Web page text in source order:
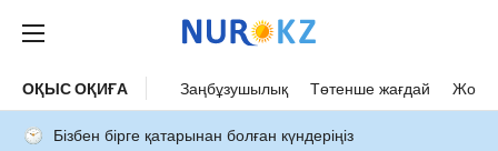
ОҚЫС ОҚИҒА Заңбұзушылық Төтенше жағдай Жол
Бізбен бірге қатарынан болған күндеріңіз